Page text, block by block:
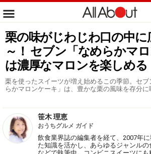
栗の味がじわじわ口の中に
～！ セブン「なめらかマロ
は濃厚なマロンを楽しめる
栗を使ったスイーツが増え始めるこの季節。セ
らかマロンケーキ」は、豊かな栗の風味を存分に
笹木 理恵
おうちグルメ ガイド
飲食業界誌の編集者を経て、2007年
た知識を活かし、あらゆるジャンルの